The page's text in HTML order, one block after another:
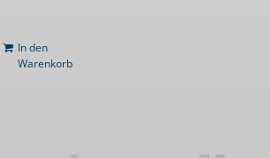
In den
Warenkorb